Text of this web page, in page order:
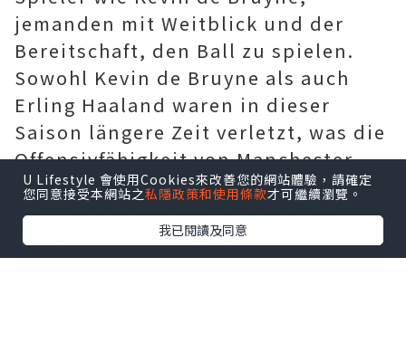
jemanden mit Weitblick und der
Bereitschaft, den Ball zu spielen.
Sowohl Kevin de Bruyne als auch
Erling Haaland waren in dieser
Saison längere Zeit verletzt, was die
Offensivfähigkeit von Manchester
City in gewissem Maße geschwächt
hat. Nun haben sie sich von den
Verletzungsproblemen
U Lifestyle 會使用Cookies來改善您的網站體驗，請確定
您同意接受本網站之私隱政策和使用條款才可繼續瀏覽。
我已閱讀及同意